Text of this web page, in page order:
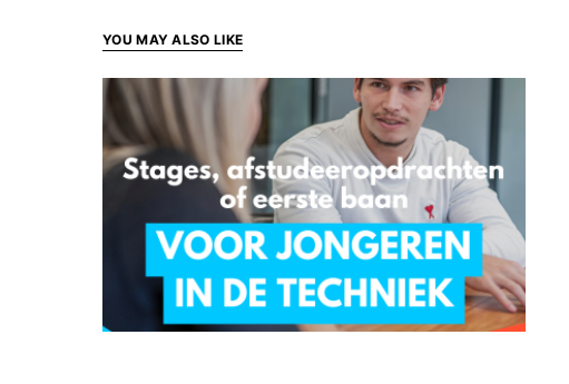
YOU MAY ALSO LIKE